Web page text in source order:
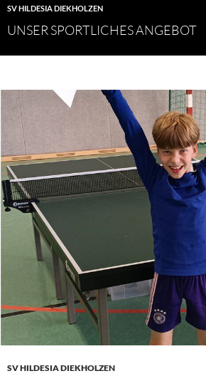
SV HILDESIA DIEKHOLZEN
UNSER SPORTLICHES ANGEBOT
SV HILDESIA DIEKHOLZEN